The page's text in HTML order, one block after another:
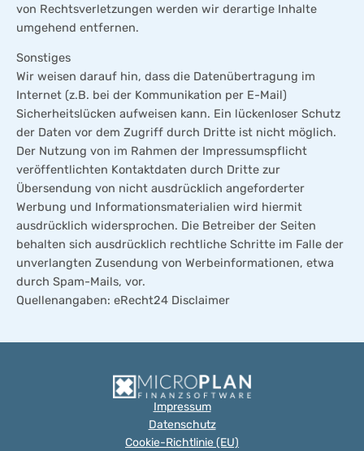
von Rechtsverletzungen werden wir derartige Inhalte
umgehend entfernen.
Sonstiges
Wir weisen darauf hin, dass die Datenübertragung im
Internet (z.B. bei der Kommunikation per E-Mail)
Sicherheitslücken aufweisen kann. Ein lückenloser Schutz
der Daten vor dem Zugriff durch Dritte ist nicht möglich.
Der Nutzung von im Rahmen der Impressumspflicht
veröffentlichten Kontaktdaten durch Dritte zur
Übersendung von nicht ausdrücklich angeforderter
Werbung und Informationsmaterialien wird hiermit
ausdrücklich widersprochen. Die Betreiber der Seiten
behalten sich ausdrücklich rechtliche Schritte im Falle der
unverlangten Zusendung von Werbeinformationen, etwa
durch Spam-Mails, vor.
Quellenangaben: eRecht24 Disclaimer
Impressum
Datenschutz
Cookie-Richtlinie (EU)